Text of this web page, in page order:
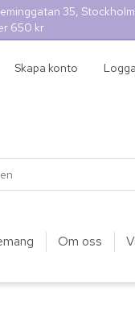
35, Stockholm
650 kr
Skapa konto
Om oss